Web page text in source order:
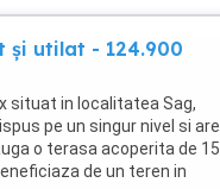
și utilat - 124.900
situat in localitatea Sag,
pe un singur nivel si are
o terasa acoperita de 15
de un teren in